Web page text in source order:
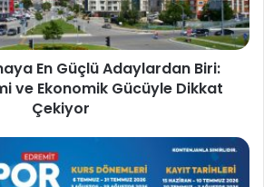
En Güçlü Adaylardan Biri:
ve Ekonomik Gücüyle Dikkat
Çekiyor